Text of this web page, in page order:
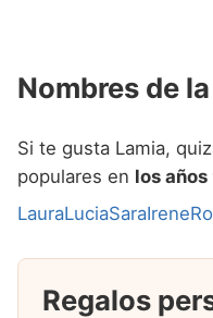
Nombres de
Si te gusta Lamia,
populares en los años
LauraLuciaSaraIrene
Regalos